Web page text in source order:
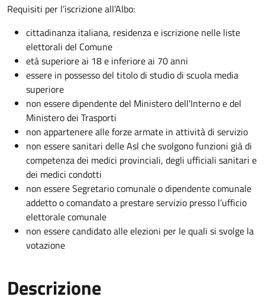
Requisiti per l’iscrizione all’Albo:
cittadinanza italiana, residenza e iscrizione nelle liste
elettorali del Comune
età superiore ai 18 e inferiore ai 70 anni
essere in possesso del titolo di studio di scuola media
superiore
non essere dipendente del Ministero dell'Interno e del
Ministero dei Trasporti
non appartenere alle forze armate in attività di servizio
non essere sanitari delle Asl che svolgono funzioni già di
competenza dei medici provinciali, degli ufficiali sanitari e
dei medici condotti
non essere Segretario comunale o dipendente comunale
addetto o comandato a prestare servizio presso l’ufficio
elettorale comunale
non essere candidato alle elezioni per le quali si svolge la
votazione
Descrizione